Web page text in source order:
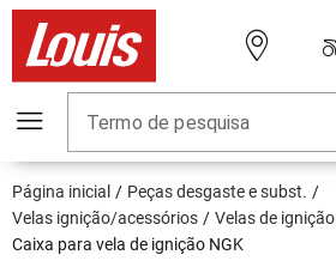
Termo de pesquisa
Página inicial
Peças desgaste e subst.
Velas ignição/acessórios
Velas de ignição
Caixa para vela de ignição NGK